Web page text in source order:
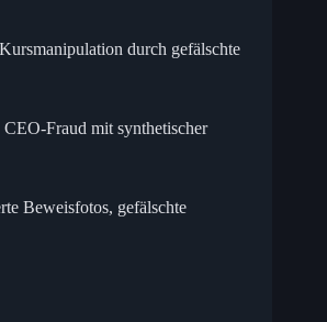
durch gefälschte
Fraud mit synthetischer
Beweisfotos, gefälschte